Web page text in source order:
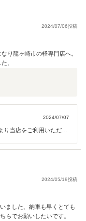
2024/07/06投稿
り龍ヶ崎市の軽専門店へ。
。
2024/07/07
り当店をご利用いただき
だきますが引き続き宜し
2024/05/19投稿
ました。納車も早くとても
らでお願いしたいです。